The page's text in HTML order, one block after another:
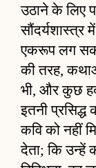
उठाने के लिए
सौंदर्यशास्त्र
एकरूप लग
की तरह,
भी, और कुछ
इतनी
कवि को नहीं
देता; कि उन्हें